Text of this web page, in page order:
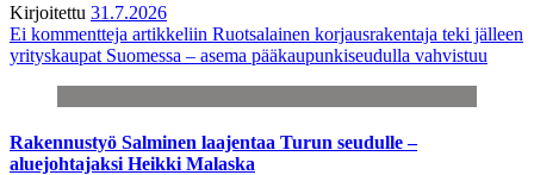
Kirjoitettu 31.7.2026
Ei kommentteja artikkeliin Ruotsalainen korjausrakentaja teki jälleen
yrityskaupat Suomessa – asema pääkaupunkiseudulla vahvistuu
Rakennustyö Salminen laajentaa Turun seudulle –
aluejohtajaksi Heikki Malaska